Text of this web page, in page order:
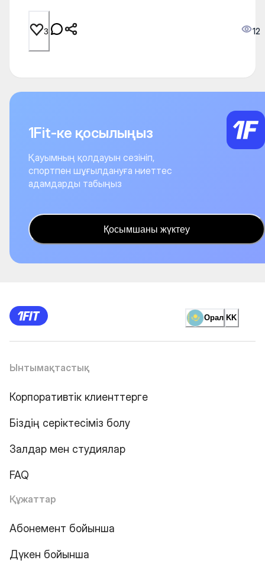
3 12
1Fit-ке қосылыңыз
Қауымның қолдауын сезініп,
спортпен шұғылдануға ниеттес
адамдарды табыңыз
Қосымшаны жүктеу
Орал KK
Ынтымақтастық
Корпоративтік клиенттерге
Біздің серіктесіміз болу
Залдар мен студиялар
FAQ
Құжаттар
Абонемент бойынша
Дүкен бойынша